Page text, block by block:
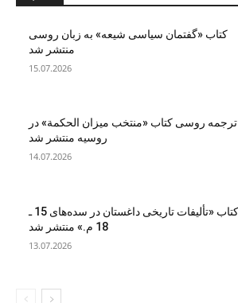
کتاب «گفتمان سیاسی شیعه» به زبان روسی
منتشر شد
15.07.2026
ترجمه روسی کتاب «منتخب میزان الحکمة» در
روسیه منتشر شد
14.07.2026
کتاب «تألیفات تاریخی داغستان در سده‌های 15 ـ
18 م.» منتشر شد
13.07.2026